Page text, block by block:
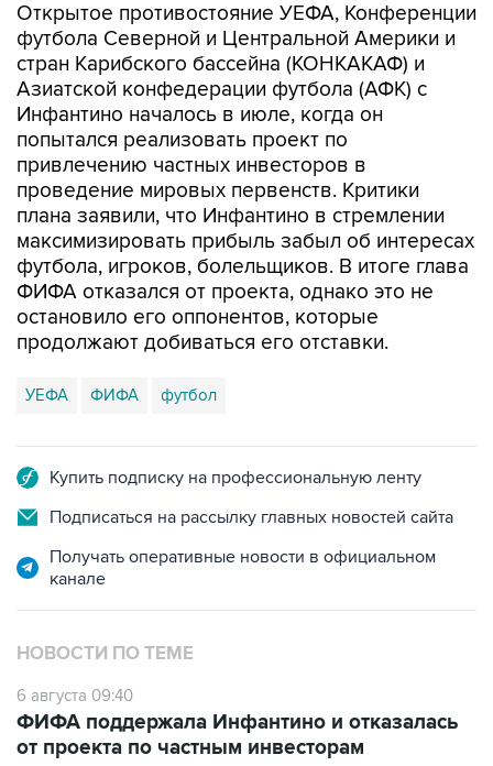
Открытое противостояние УЕФА, Конференции
футбола Северной и Центральной Америки и
стран Карибского бассейна (КОНКАКАФ) и
Азиатской конфедерации футбола (АФК) с
Инфантино началось в июле, когда он
попытался реализовать проект по
привлечению частных инвесторов в
проведение мировых первенств. Критики
плана заявили, что Инфантино в стремлении
максимизировать прибыль забыл об интересах
футбола, игроков, болельщиков. В итоге глава
ФИФА отказался от проекта, однако это не
остановило его оппонентов, которые
продолжают добиваться его отставки.
УЕФА ФИФА футбол
Купить подписку на профессиональную ленту
Подписаться на рассылку главных новостей сайта
Получать оперативные новости в официальном
канале
НОВОСТИ ПО ТЕМЕ
6 августа 09:40
ФИФА поддержала Инфантино и отказалась
от проекта по частным инвесторам